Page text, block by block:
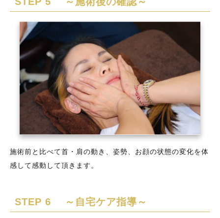
施術前と比べて首・肩の動き、姿勢、お顔の状態の変化を体
感して感動して頂きます。
STEP 6 ～自宅ケア指導～